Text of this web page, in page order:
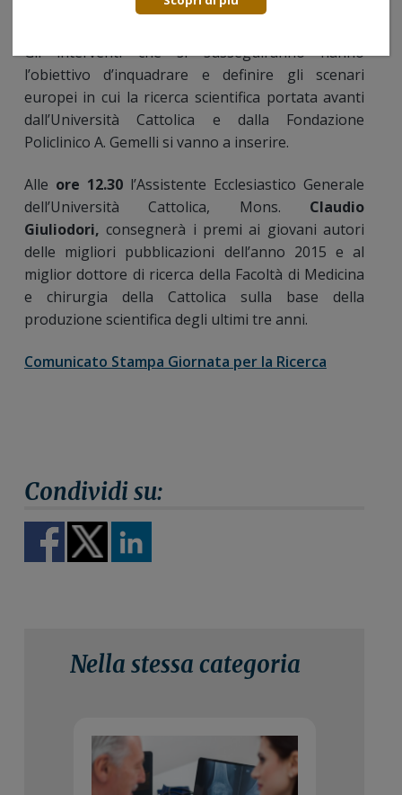
Fondazione Policlinico Universitario A. Gemelli.
Gli interventi che si susseguiranno hanno
l’obiettivo d’inquadrare e definire gli scenari
europei in cui la ricerca scientifica portata avanti
dall’Università Cattolica e dalla Fondazione
Policlinico A. Gemelli si vanno a inserire.
Alle ore 12.30 l’Assistente Ecclesiastico Generale
dell’Università Cattolica, Mons. Claudio
Giuliodori, consegnerà i premi ai giovani autori
delle migliori pubblicazioni dell’anno 2015 e al
miglior dottore di ricerca della Facoltà di Medicina
e chirurgia della Cattolica sulla base della
produzione scientifica degli ultimi tre anni.
Comunicato Stampa Giornata per la Ricerca
Nella stessa categoria
20 Ottobre 2021